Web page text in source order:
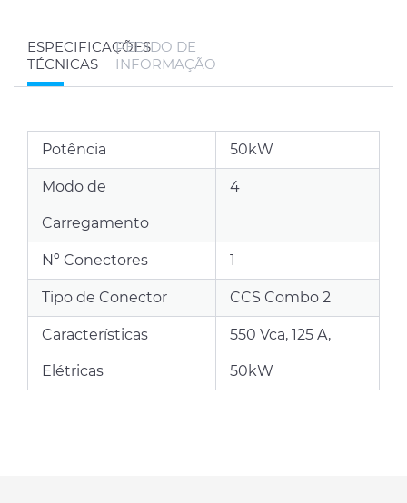
ESPECIFICAÇÕES
TÉCNICAS
PEDIDO DE
INFORMAÇÃO
Potência 50kW
Modo de
Carregamento
4
Nº Conectores 1
Tipo de Conector CCS Combo 2
Características
Elétricas
550 Vca, 125 A,
50kW